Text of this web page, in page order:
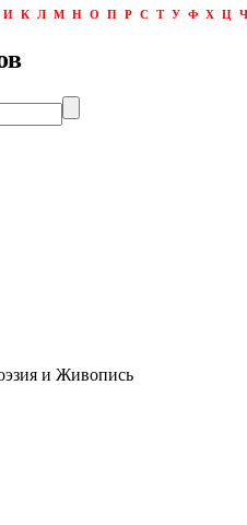
И К Л М Н О П Р С Т У Ф Х Ц Ч
и Живопись